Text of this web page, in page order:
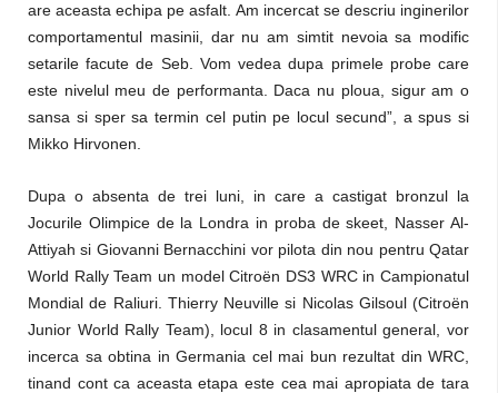
are aceasta echipa pe asfalt. Am incercat se descriu inginerilor
comportamentul masinii, dar nu am simtit nevoia sa modific
setarile facute de Seb. Vom vedea dupa primele probe care
este nivelul meu de performanta. Daca nu ploua, sigur am o
sansa si sper sa termin cel putin pe locul secund”, a spus si
Mikko Hirvonen.
Dupa o absenta de trei luni, in care a castigat bronzul la
Jocurile Olimpice de la Londra in proba de skeet, Nasser Al-
Attiyah si Giovanni Bernacchini vor pilota din nou pentru Qatar
World Rally Team un model Citroën DS3 WRC in Campionatul
Mondial de Raliuri. Thierry Neuville si Nicolas Gilsoul (Citroën
Junior World Rally Team), locul 8 in clasamentul general, vor
incerca sa obtina in Germania cel mai bun rezultat din WRC,
tinand cont ca aceasta etapa este cea mai apropiata de tara